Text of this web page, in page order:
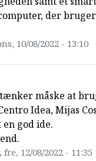
der
10/08/2022 - 13:10
måske at
Idea, Mijas
god ide.
12/08/2022 - 11:35